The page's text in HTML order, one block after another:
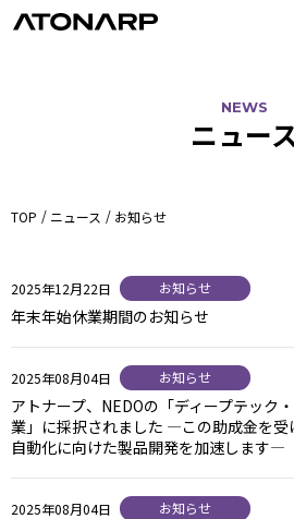
NEWS
ニュー
TOP ニュース お知らせ
2025年12月22日 お知らせ
年末年始休業期間のお知らせ
2025年08月04日 お知らせ
アトナープ、NEDOの「ディープテック
業」に採択されました —この助成金を受
自動化に向けた製品開発を加速します—
2025年08月04日 お知らせ